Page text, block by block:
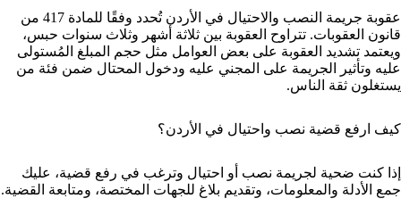
عقوبة جريمة النصب والاحتيال في الأردن تُحدد وفقًا للمادة 417 من
قانون العقوبات. تتراوح العقوبة بين ثلاثة أشهر وثلاث سنوات حبس،
ويعتمد تشديد العقوبة على بعض العوامل مثل حجم المبلغ المُستولى
عليه وتأثير الجريمة على المجني عليه ودخول المحتال ضمن فئة من
يستغلون ثقة الناس.
كيف ارفع قضية نصب واحتيال في الأردن؟
إذا كنت ضحية لجريمة نصب أو احتيال وترغب في رفع قضية، عليك
جمع الأدلة والمعلومات، وتقديم بلاغ للجهات المختصة، ومتابعة القضية.